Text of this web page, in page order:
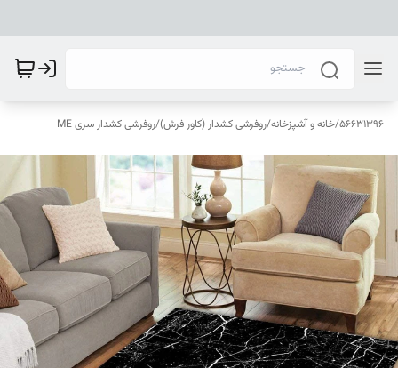
56631396
/خانه و آشپزخانه/روفرشی کشدار (کاور فرش)/روفرشی کشدار سری ME